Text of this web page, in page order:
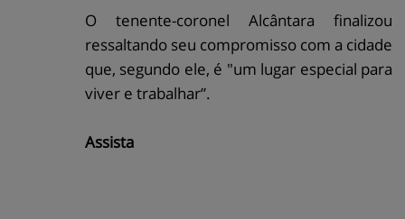
O tenente-coronel Alcântara finalizou
ressaltando seu compromisso com a cidade
que, segundo ele, é "um lugar especial para
viver e trabalhar”.
Assista